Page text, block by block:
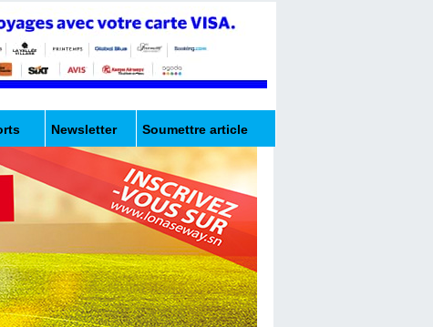
Newsletter Soumettre article